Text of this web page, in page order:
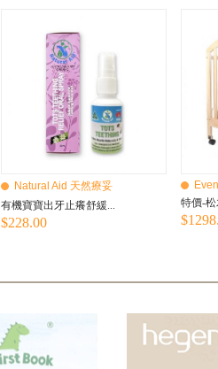
Natural Aid 天然療妥
有機寶寶出牙止癢舒緩...
$228.00
特價-